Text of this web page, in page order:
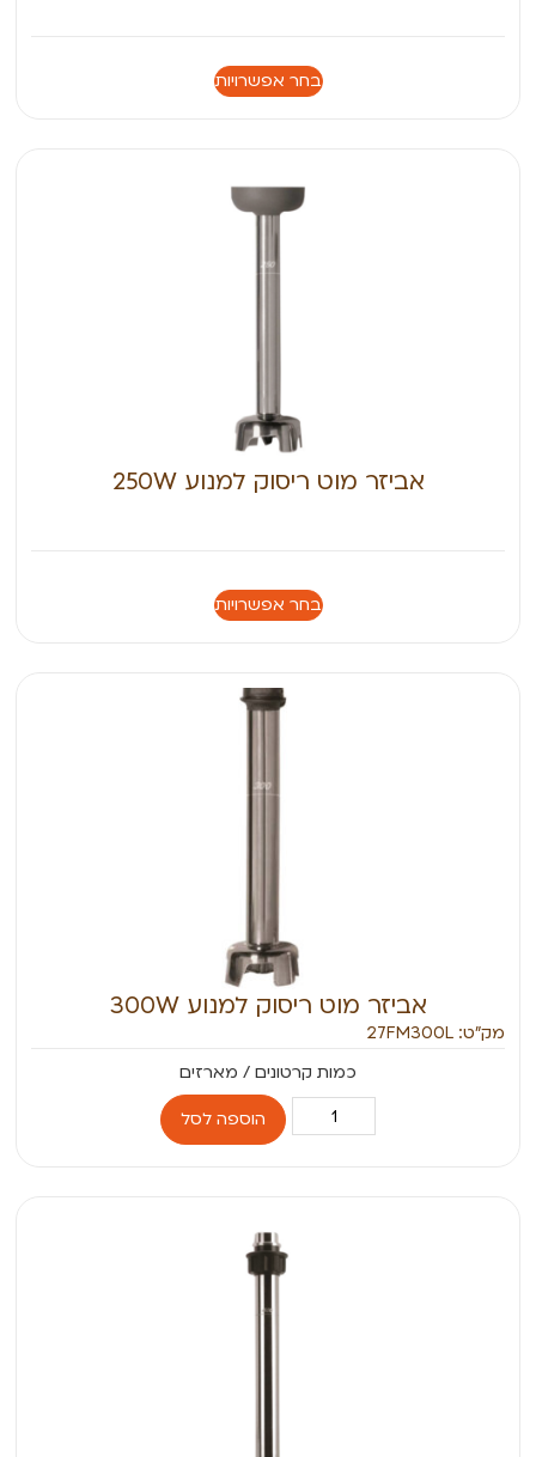
בחר אפשרויות
אביזר מוט ריסוק למנוע 250W
בחר אפשרויות
אביזר מוט ריסוק למנוע 300W
מק״ט: 27FM300L
הוספה לסל